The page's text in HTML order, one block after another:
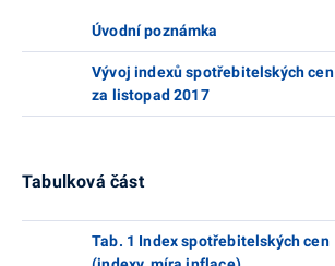
Úvodní poznámka
Vývoj indexů spotřebitelských cen
za listopad 2017
Tabulková část
Tab. 1 Index spotřebitelských cen